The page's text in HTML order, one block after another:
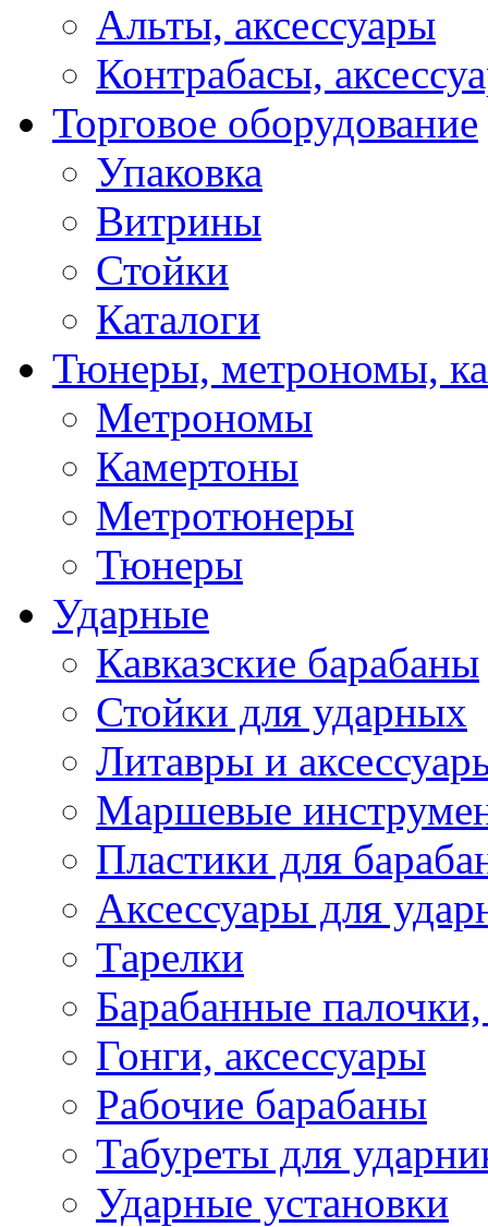
Альты, аксессуары
Контрабасы,
Торговое оборудование
Упаковка
Витрины
Стойки
Каталоги
Тюнеры, метрономы,
Метрономы
Камертоны
Метротюнеры
Тюнеры
Ударные
Кавказские барабаны
Стойки для ударных
Литавры и
Маршевые
Пластики для
Аксессуары для
Тарелки
Барабанные палочки,
Гонги, аксессуары
Рабочие барабаны
Табуреты для
Ударные установки